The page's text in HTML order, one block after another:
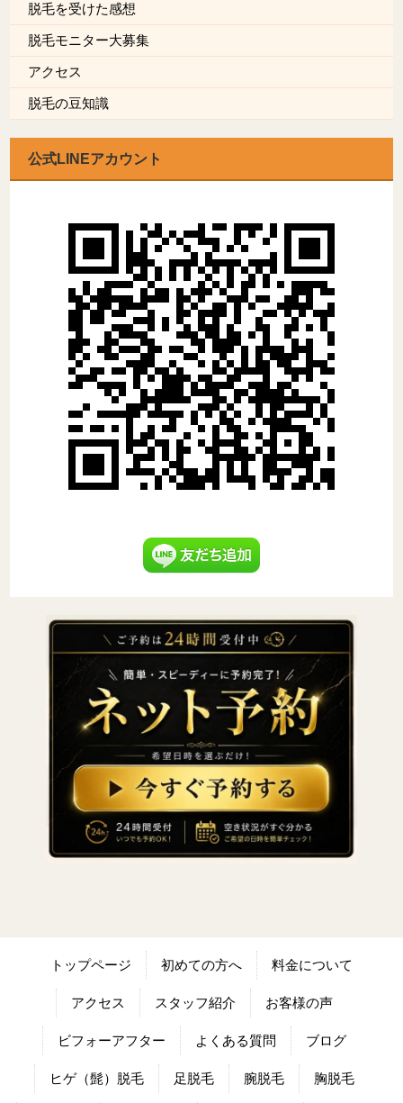
脱毛を受けた感想
脱毛モニター大募集
アクセス
脱毛の豆知識
公式LINEアカウント
トップページ 初めての方へ 料金について
アクセス スタッフ紹介 お客様の声
ビフォーアフター よくある質問 ブログ
ヒゲ（髭）脱毛 足脱毛 腕脱毛 胸脱毛